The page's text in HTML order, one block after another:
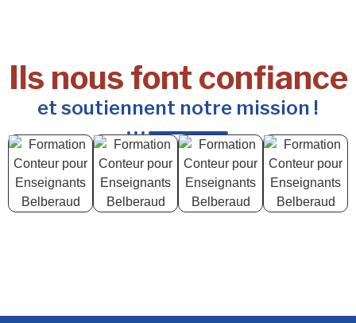
Ils nous font confiance
et soutiennent notre mission !